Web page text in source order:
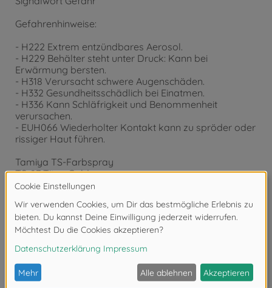
Gefahrenhinweise:
- H222 Extrem entzündbares Aerosol.
- H229 Behälter steht unter Druck: Kann bei
Erwärmung bersten.
- H318 Verursacht schwere Augenschäden.
- H332 Gesundheitsschädlich bei Einatmen.
- H336 Kann Schläfrigkeit und Benommenheit
verursachen.
- EUH066 Wiederholter Kontakt kann zu spröder oder
rissiger Haut führen.
Tamiya TS-Farbspray
TS-87 Titan Gold
Inhalt: 100 ml
Achtung!Nicht für Kinder unter 14 Jahren geeignet.
Downloads